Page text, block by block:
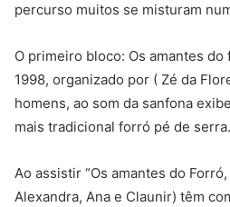
percurso muitos se misturam
O primeiro bloco: Os amantes
1998, organizado por ( Zé da
homens, ao som da sanfona
mais tradicional forró pé de serra.
Ao assistir “Os amantes do
Alexandra, Ana e Claunir) têm